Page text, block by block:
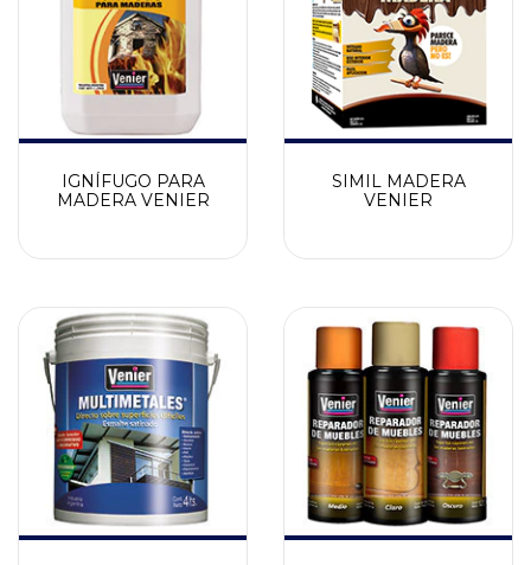
IGNÍFUGO PARA
MADERA VENIER
SIMIL MADERA
VENIER